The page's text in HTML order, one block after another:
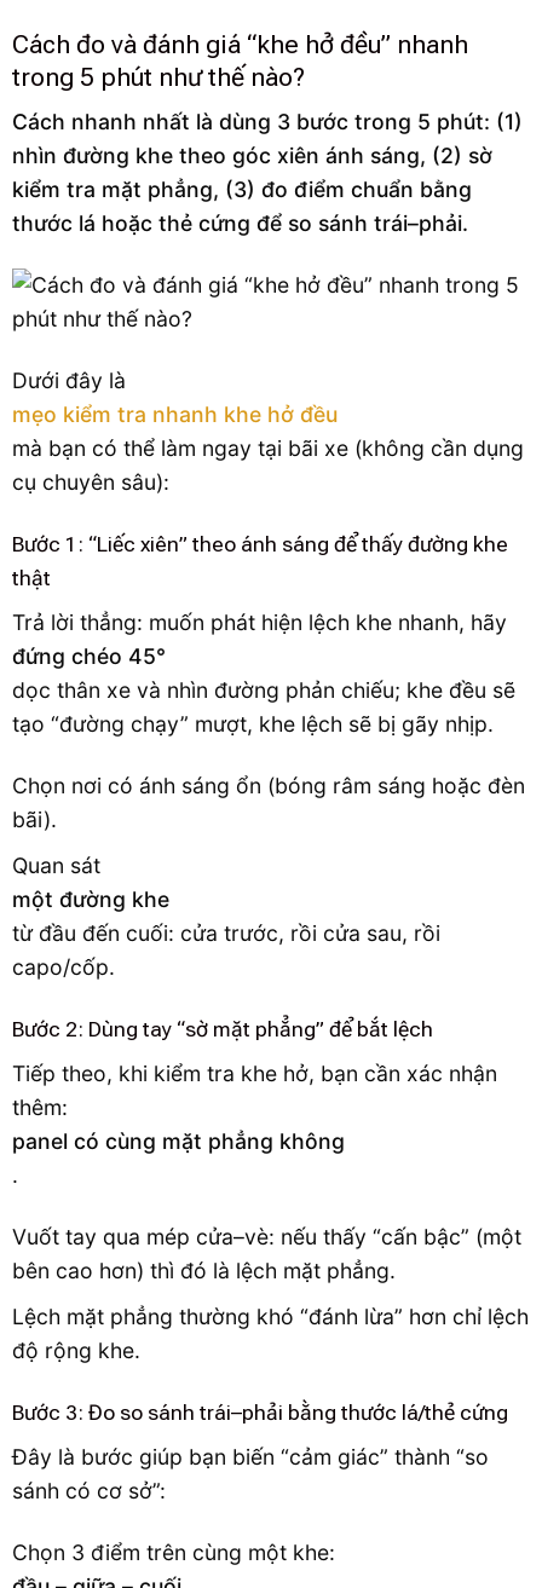
Cách đo và đánh giá “khe hở đều” nhanh
trong 5 phút như thế nào?
Cách nhanh nhất là dùng 3 bước trong 5 phút: (1)
nhìn đường khe theo góc xiên ánh sáng, (2) sờ
kiểm tra mặt phẳng, (3) đo điểm chuẩn bằng
thước lá hoặc thẻ cứng để so sánh trái–phải.
Dưới đây là
mẹo kiểm tra nhanh khe hở đều
mà bạn có thể làm ngay tại bãi xe (không cần dụng
cụ chuyên sâu):
Bước 1: “Liếc xiên” theo ánh sáng để thấy đường khe
thật
Trả lời thẳng: muốn phát hiện lệch khe nhanh, hãy
đứng chéo 45°
dọc thân xe và nhìn đường phản chiếu; khe đều sẽ
tạo “đường chạy” mượt, khe lệch sẽ bị gãy nhịp.
Chọn nơi có ánh sáng ổn (bóng râm sáng hoặc đèn
bãi).
Quan sát
một đường khe
từ đầu đến cuối: cửa trước, rồi cửa sau, rồi
capo/cốp.
Bước 2: Dùng tay “sờ mặt phẳng” để bắt lệch
Tiếp theo, khi kiểm tra khe hở, bạn cần xác nhận
thêm:
panel có cùng mặt phẳng không
.
Vuốt tay qua mép cửa–vè: nếu thấy “cấn bậc” (một
bên cao hơn) thì đó là lệch mặt phẳng.
Lệch mặt phẳng thường khó “đánh lừa” hơn chỉ lệch
độ rộng khe.
Bước 3: Đo so sánh trái–phải bằng thước lá/thẻ cứng
Đây là bước giúp bạn biến “cảm giác” thành “so
sánh có cơ sở”:
Chọn 3 điểm trên cùng một khe: